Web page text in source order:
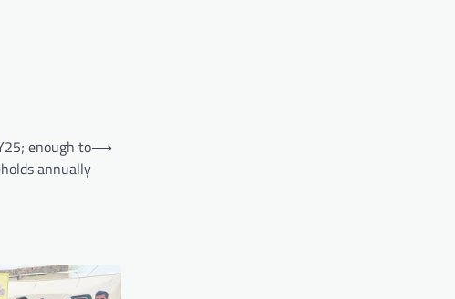
enough to
annually
⟶